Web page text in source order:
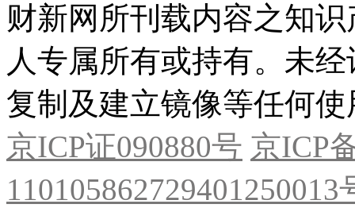
财新网所刊载内容之知
人专属所有或持有。未
复制及建立镜像等任何使
京ICP证090880号 京ICP